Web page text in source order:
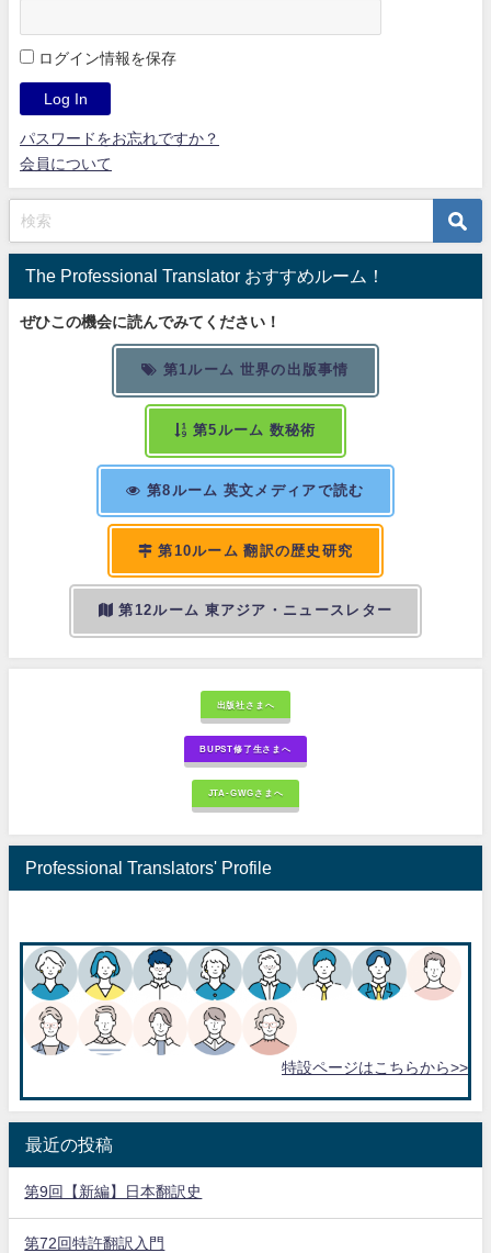
ログイン情報を保存
パスワードをお忘れですか？
会員について
The Professional Translator おすすめルーム！
ぜひこの機会に読んでみてください！
第1ルーム 世界の出版事情
第5ルーム 数秘術
第8ルーム 英文メディアで読む
第10ルーム 翻訳の歴史研究
第12ルーム 東アジア・ニュースレター
出版社さまへ
BUPST修了生さまへ
JTA-GWGさまへ
Professional Translators' Profile
特設ページはこちらから>>
最近の投稿
第9回【新編】日本翻訳史
第72回特許翻訳入門